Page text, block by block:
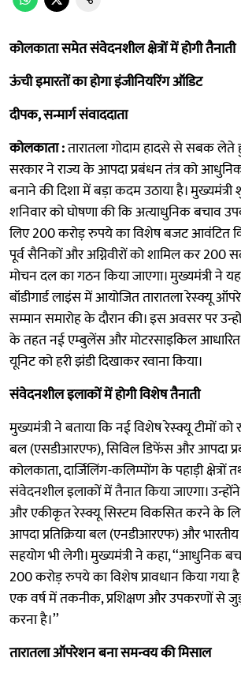
कोलकाता समेत संवेदनशील क्षेत्रों में होगी तैनाती
ऊंची इमारतों का होगा इंजीनियरिंग ऑडिट
दीपक, सन्मार्ग संवाददाता
कोलकाता :तारातला गोदाम हादसे से सबक लेते
सरकार ने राज्य के आपदा प्रबंधन तंत्र को
बनाने की दिशा में बड़ा कदम उठाया है।
शनिवार को घोषणा की कि अत्याधुनिक बचाव
लिए 200 करोड़ रुपये का विशेष बजट आवंटित
पूर्व सैनिकों और अग्निवीरों को शामिल कर 200
मोचन दल का गठन किया जाएगा। मुख्यमंत्री ने
बॉडीगार्ड लाइंस में आयोजित तारातला रेस्क्यू
सम्मान समारोह के दौरान की। इस अवसर पर
के तहत नई एम्बुलेंस और मोटरसाइकिल आधारित
यूनिट को हरी झंडी दिखाकर रवाना किया।
संवेदनशील इलाकों में होगी विशेष तैनाती
मुख्यमंत्री ने बताया कि नई विशेष रेस्क्यू टीमों को
बल (एसडीआरएफ), सिविल डिफेंस और आपदा
कोलकाता, दार्जिलिंग-कलिम्पोंग के पहाड़ी क्षेत्रों
संवेदनशील इलाकों में तैनात किया जाएगा।
और एकीकृत रेस्क्यू सिस्टम विकसित करने के लिए
आपदा प्रतिक्रिया बल (एनडीआरएफ) और
सहयोग भी लेगी। मुख्यमंत्री ने कहा, ‘‘आधुनिक
200 करोड़ रुपये का विशेष प्रावधान किया गया
एक वर्ष में तकनीक, प्रशिक्षण और उपकरणों से
करना है।’’
तारातला ऑपरेशन बना समन्वय की मिसाल